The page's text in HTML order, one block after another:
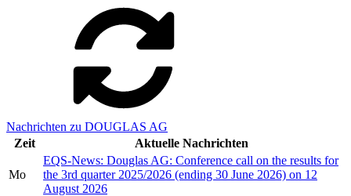
Nachrichten zu DOUGLAS AG
Zeit
Aktuelle Nachrichten
Mo
EQS-News: Douglas AG: Conference call on the results for
the 3rd quarter 2025/2026 (ending 30 June 2026) on 12
August 2026